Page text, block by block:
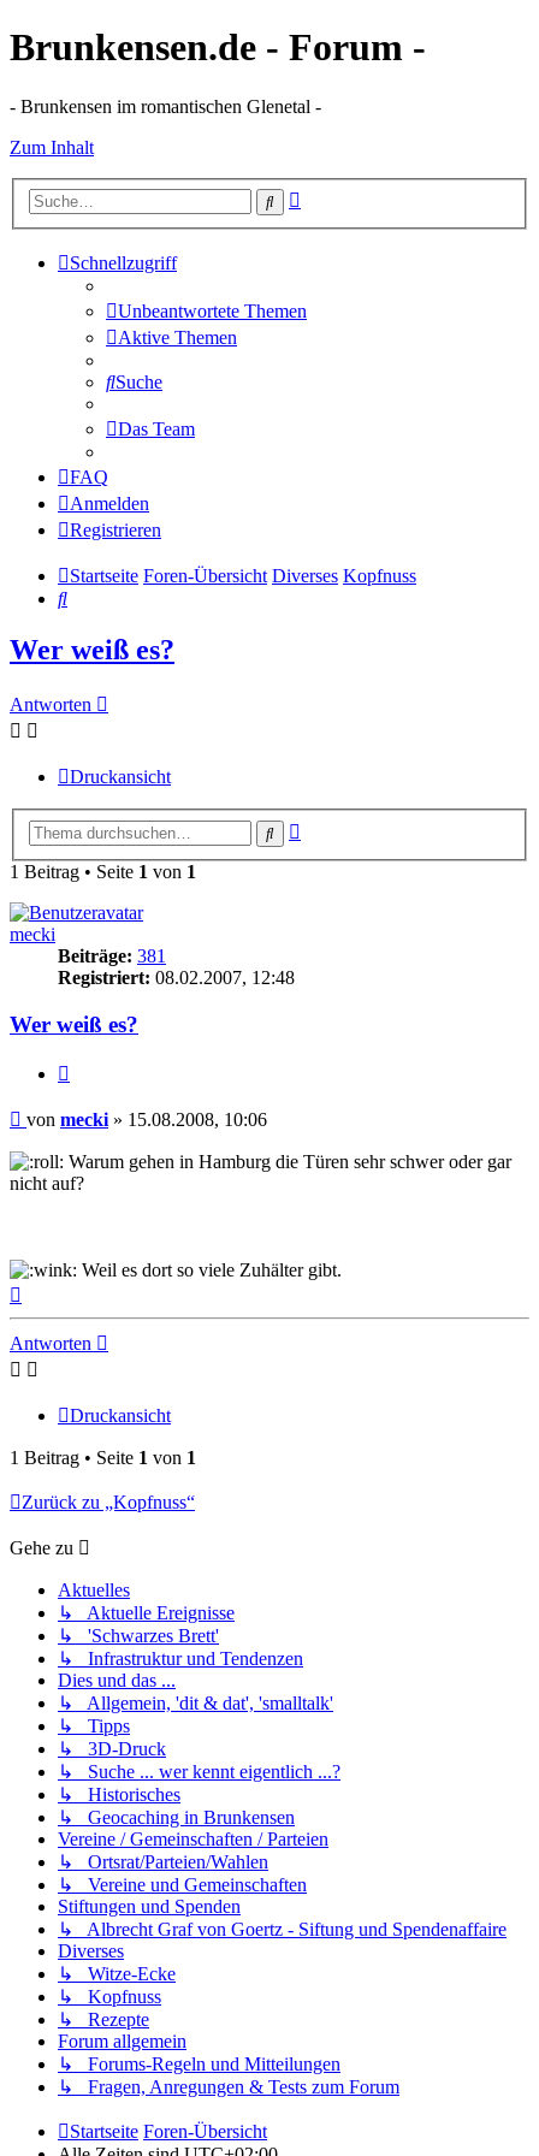
Brunkensen.de - Forum -
- Brunkensen im romantischen Glenetal -
Zum Inhalt
Suche
Schnellzugriff
Unbeantwortete Themen
Aktive Themen
Suche
Das Team
FAQ
Anmelden
Registrieren
Startseite Foren-Übersicht Diverses Kopfnuss
Suche
Wer weiß es?
Antworten
Druckansicht
Suche
1 Beitrag • Seite 1 von 1
mecki
Beiträge: 381
Registriert: 08.02.2007, 12:48
Wer weiß es?
Beitrag
von mecki » 15.08.2008, 10:06
Warum gehen in Hamburg die Türen sehr schwer oder gar
nicht auf?
Weil es dort so viele Zuhälter gibt.
Antworten
Druckansicht
1 Beitrag • Seite 1 von 1
Zurück zu „Kopfnuss“
Gehe zu
Aktuelles
↳ Aktuelle Ereignisse
↳ 'Schwarzes Brett'
↳ Infrastruktur und Tendenzen
Dies und das ...
↳ Allgemein, 'dit & dat', 'smalltalk'
↳ Tipps
↳ 3D-Druck
↳ Suche ... wer kennt eigentlich ...?
↳ Historisches
↳ Geocaching in Brunkensen
Vereine / Gemeinschaften / Parteien
↳ Ortsrat/Parteien/Wahlen
↳ Vereine und Gemeinschaften
Stiftungen und Spenden
↳ Albrecht Graf von Goertz - Siftung und Spendenaffaire
Diverses
↳ Witze-Ecke
↳ Kopfnuss
↳ Rezepte
Forum allgemein
↳ Forums-Regeln und Mitteilungen
↳ Fragen, Anregungen & Tests zum Forum
Startseite Foren-Übersicht